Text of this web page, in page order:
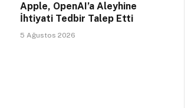
Apple, OpenAI’a Aleyhine
İhtiyati Tedbir Talep Etti
5 Ağustos 2026